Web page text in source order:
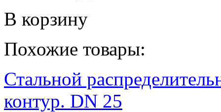
В корзину
Похожие товары:
Стальной
контур. DN 25